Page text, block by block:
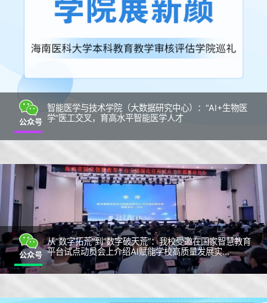
公众号
智能医学与技术学院（大数据研究中心）：“AI+生物医
学”医工交叉，育高水平智能医学人才
公众号
从“数字拓荒”到“数字破天荒”：我校受邀在国家智慧教育
平台试点动员会上介绍AI赋能学校高质量发展实...